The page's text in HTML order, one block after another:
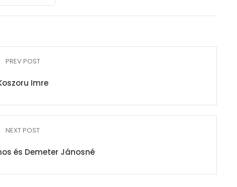
PREV POST
Imre
NEXT POST
és Demeter Jánosné